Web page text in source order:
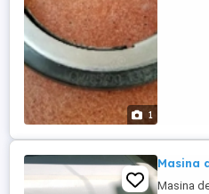
1
Masina
Masina